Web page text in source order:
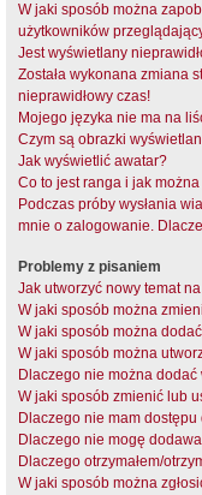
W jaki sposób można
użytkowników
Jest wyświetlany
Została wykonana zmiana
nieprawidłowy czas!
Mojego języka nie ma na
Czym są obrazki
Jak wyświetlić awatar?
Co to jest ranga i jak
Podczas próby wysłania
mnie o zalogowanie.
Problemy z pisaniem
Jak utworzyć nowy temat
W jaki sposób można
W jaki sposób można
W jaki sposób można
Dlaczego nie można
W jaki sposób zmienić lub
Dlaczego nie mam dostępu
Dlaczego nie mogę
Dlaczego otrzymałem/
W jaki sposób można